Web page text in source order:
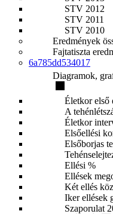
STV 2012
STV 2011
STV 2010
Eredmények
Fajtatiszta
6a785dd534017
Diagramok,
Életkor első
A
Életkor
Elsőellési
Elsőborjas
Ellési %
Ellések
Két ellés
Iker ellések
Szaporulat